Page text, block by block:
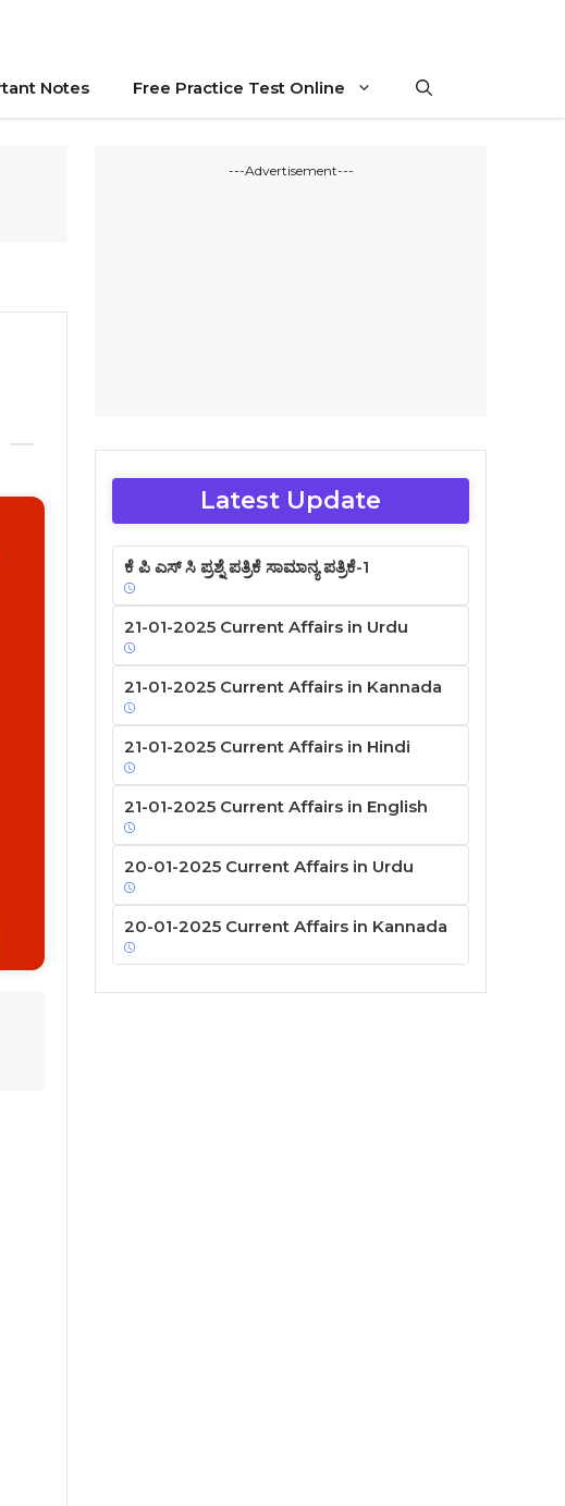
Notes Free Practice Test Online
---Advertisement---
Latest Update
ಕೆ ಪಿ ಎಸ್ ಸಿ ಪ್ರಶ್ನೆ ಪತ್ರಿಕೆ ಸಾಮಾನ್ಯ ಪತ್ರಿಕೆ-1
21-01-2025 Current Affairs in Urdu
21-01-2025 Current Affairs in Kannada
21-01-2025 Current Affairs in Hindi
21-01-2025 Current Affairs in English
20-01-2025 Current Affairs in Urdu
20-01-2025 Current Affairs in Kannada